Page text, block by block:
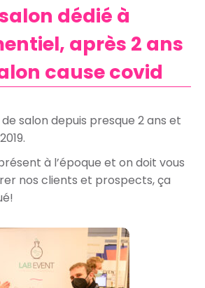
dédié à
après 2 ans
cause covid
de salon depuis presque 2 ans et
à l’époque et on doit vous
nos clients et prospects, ça